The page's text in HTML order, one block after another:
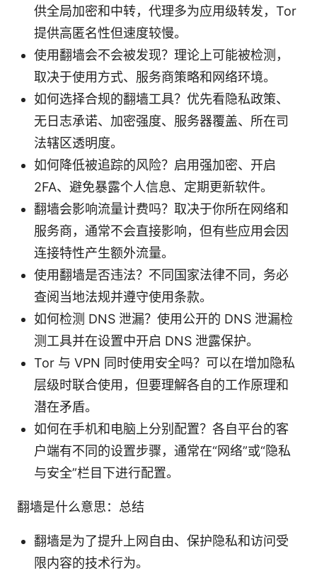
供全局加密和中转，代理多为应用级转发，Tor
提供高匿名性但速度较慢。
使用翻墙会不会被发现？理论上可能被检测，
取决于使用方式、服务商策略和网络环境。
如何选择合规的翻墙工具？优先看隐私政策、
无日志承诺、加密强度、服务器覆盖、所在司
法辖区透明度。
如何降低被追踪的风险？启用强加密、开启
2FA、避免暴露个人信息、定期更新软件。
翻墙会影响流量计费吗？取决于你所在网络和
服务商，通常不会直接影响，但有些应用会因
连接特性产生额外流量。
使用翻墙是否违法？不同国家法律不同，务必
查阅当地法规并遵守使用条款。
如何检测 DNS 泄漏？使用公开的 DNS 泄漏检
测工具并在设置中开启 DNS 泄露保护。
Tor 与 VPN 同时使用安全吗？可以在增加隐私
层级时联合使用，但要理解各自的工作原理和
潜在矛盾。
如何在手机和电脑上分别配置？各自平台的客
户端有不同的设置步骤，通常在“网络”或“隐私
与安全”栏目下进行配置。
翻墙是什么意思：总结
翻墙是为了提升上网自由、保护隐私和访问受
限内容的技术行为。